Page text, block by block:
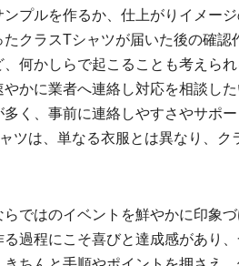
プルを作るか、仕上がりイメー
クラスTシャツが届いた後の確認
何かしらで起こることも考えら
かに業者へ連絡し対応を相談した
く、事前に連絡しやすさやサポ
ツは、単なる衣服とは異なり、ク
ではのイベントを鮮やかに印象
過程にこそ喜びと達成感があり